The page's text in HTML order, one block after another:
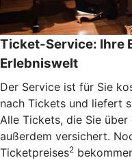
Ticket-Service: Ihre
Erlebniswelt
Der Service ist für Sie
nach Tickets und liefert
Alle Tickets, die Sie
außerdem versichert.
Ticketpreises2